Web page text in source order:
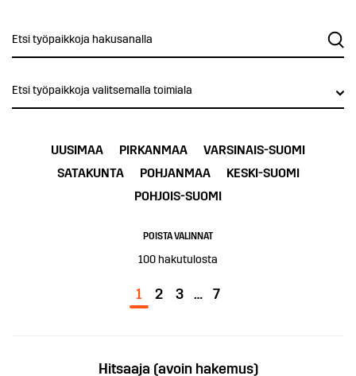
Etsi työpaikkoja valitsemalla toimiala
UUSIMAA PIRKANMAA
VARSINAIS-SUOMI
SATAKUNTA
POHJANMAA
KESKI-SUOMI
POHJOIS-SUOMI
POISTA VALINNAT
100hakutulosta
1 2 3 … 7
Hitsaaja (avoin hakemus)